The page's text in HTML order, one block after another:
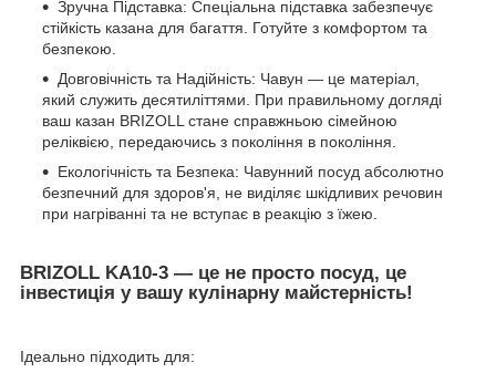
Зручна Підставка: Спеціальна підставка забезпечує
стійкість казана для багаття. Готуйте з комфортом та
безпекою.
Довговічність та Надійність: Чавун — це матеріал,
який служить десятиліттями. При правильному догляді
ваш казан BRIZOLL стане справжньою сімейною
реліквією, передаючись з покоління в покоління.
Екологічність та Безпека: Чавунний посуд абсолютно
безпечний для здоров'я, не виділяє шкідливих речовин
при нагріванні та не вступає в реакцію з їжею.
BRIZOLL KA10-3 — це не просто посуд, це
інвестиція у вашу кулінарну майстерність!
Ідеально підходить для: